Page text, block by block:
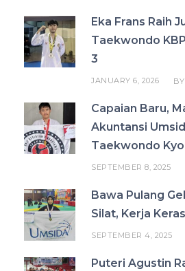
Eka Frans Raih
Taekwondo
3
JANUARY 6, 2026 BY
Capaian Baru,
Akuntansi
Taekwondo
SEPTEMBER 8, 2025
Bawa Pulang
Silat, Kerja
SEPTEMBER 4, 2025
Puteri Agustin